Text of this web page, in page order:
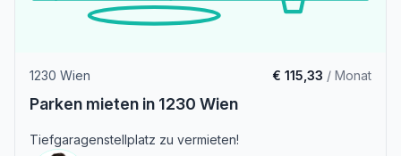
1230 Wien € 115,33 / Monat
Parken mieten in 1230 Wien
Tiefgaragenstellplatz zu vermieten!